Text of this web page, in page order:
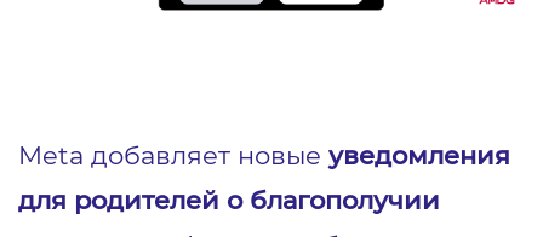
Meta добавляет новые уведомления
для родителей о благополучии